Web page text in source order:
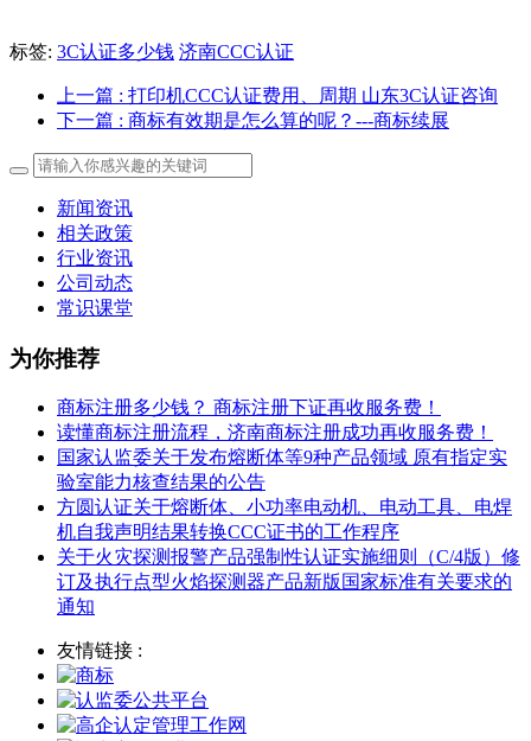
标签: 3C认证多少钱 济南CCC认证
上一篇 : 打印机CCC认证费用、周期 山东3C认证咨询
下一篇 : 商标有效期是怎么算的呢？---商标续展
新闻资讯
相关政策
行业资讯
公司动态
常识课堂
为你推荐
商标注册多少钱？ 商标注册下证再收服务费！
读懂商标注册流程，济南商标注册成功再收服务费！
国家认监委关于发布熔断体等9种产品领域 原有指定实
验室能力核查结果的公告
方圆认证关于熔断体、小功率电动机、电动工具、电焊
机自我声明结果转换CCC证书的工作程序
关于火灾探测报警产品强制性认证实施细则（C/4版）修
订及执行点型火焰探测器产品新版国家标准有关要求的
通知
友情链接 :